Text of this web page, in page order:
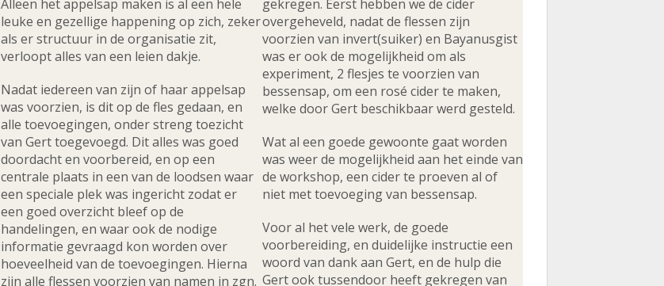
Alleen het appelsap maken is al een hele
leuke en gezellige happening op zich, zeker
als er structuur in de organisatie zit,
verloopt alles van een leien dakje.
Nadat iedereen van zijn of haar appelsap
was voorzien, is dit op de fles gedaan, en
alle toevoegingen, onder streng toezicht
van Gert toegevoegd. Dit alles was goed
doordacht en voorbereid, en op een
centrale plaats in een van de loodsen waar
een speciale plek was ingericht zodat er
een goed overzicht bleef op de
handelingen, en waar ook de nodige
informatie gevraagd kon worden over
hoeveelheid van de toevoegingen. Hierna
zijn alle flessen voorzien van namen in zgn.
gekregen. Eerst hebben we de cider
overgeheveld, nadat de flessen zijn
voorzien van invert(suiker) en Bayanusgist
was er ook de mogelijkheid om als
experiment, 2 flesjes te voorzien van
bessensap, om een rosé cider te maken,
welke door Gert beschikbaar werd gesteld.
Wat al een goede gewoonte gaat worden
was weer de mogelijkheid aan het einde van
de workshop, een cider te proeven al of
niet met toevoeging van bessensap.
Voor al het vele werk, de goede
voorbereiding, en duidelijke instructie een
woord van dank aan Gert, en de hulp die
Gert ook tussendoor heeft gekregen van